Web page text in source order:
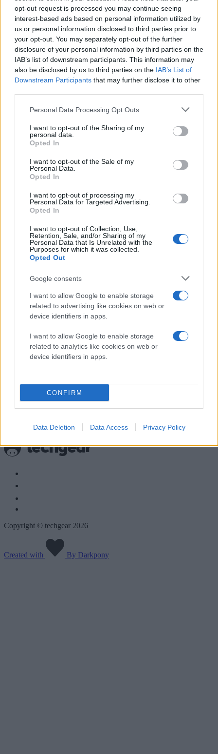
opt-out request is processed you may continue seeing
interest-based ads based on personal information utilized by
us or personal information disclosed to third parties prior to
your opt-out. You may separately opt-out of the further
disclosure of your personal information by third parties on the
IAB’s list of downstream participants. This information may
also be disclosed by us to third parties on the IAB’s List of
Downstream Participants that may further disclose it to other
Please note that this website/app uses one or more Google
not limited to your visit or usage behaviour. You may click to
grant or deny consent to Google and its third-party tags to
use your data for below specified purposes in below Google
consent section.
Personal Data Processing Opt Outs
I want to opt-out of the Sharing of my
personal data.
Opted In
I want to opt-out of the Sale of my
Personal Data.
Opted In
I want to opt-out of processing my
Personal Data for Targeted Advertising.
Opted In
I want to opt-out of Collection, Use,
Retention, Sale, and/or Sharing of my
Personal Data that Is Unrelated with the
Purposes for which it was collected.
Opted Out
Google consents
I want to allow Google to enable storage
related to advertising like cookies on web or
device identifiers in apps.
I want to allow Google to enable storage
related to analytics like cookies on web or
device identifiers in apps.
CONFIRM
Data Deletion Data Access Privacy Policy
επιβεβαιώσει κάτι τέτοιο.
Μπορείτε να ρίξετε μια πρώτη ματιά στο
Amazon Mac Download
Storeκαι να βγάλετε τα συμπεράσματα σας.
[πηγήMacuser]
Techgear.gr στο Google News
ενημερώνεστε άμεσα για όλα τα νέα άρθρα!
Διαβάστε επίσης
Entertainment
God of War: Ο Dave Bautista κοντά στον
ρόλο του Kratos για την τηλεοπτική
μεταφορά
The Thomas Crown Affair: Πρώτο
επίσημο trailer για το remake με τον
Michael B. Jordan
Technology
Απευθείας δορυφορικό σήμα στα
smartphones από το 2028 ετοιμάζει η
Amazon
Copyright © techgear 2026
Created with By Darkpony